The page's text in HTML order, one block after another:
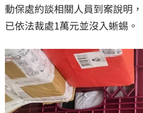
動保處約談相關人員到案說明
已依法裁處1萬元並沒入蜥蜴。